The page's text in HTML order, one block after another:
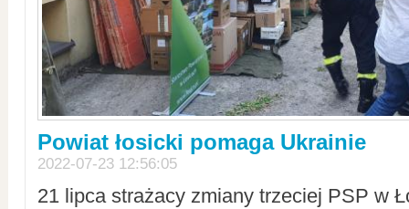
Powiat łosicki pomaga Ukrainie
2022-07-23 12:56:05
21 lipca strażacy zmiany trzeciej PSP w